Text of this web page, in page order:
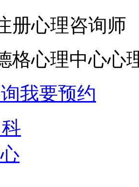
册心理咨询师
格心理中心心
我要预约